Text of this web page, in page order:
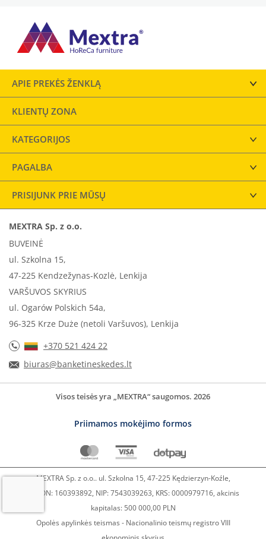
APIE PREKĖS ŽENKLĄ
KLIENTŲ ZONA
KATEGORIJOS
PAGALBA
PRISIJUNK PRIE MŪSŲ
MEXTRA Sp. z o.o.
BUVEINĖ
ul. Szkolna 15,
47-225 Kendzežynas-Kozlė, Lenkija
VARŠUVOS SKYRIUS
ul. Ogarów Polskich 54a,
96-325 Krze Duże (netoli Varšuvos), Lenkija
+370 521 424 22
biuras@banketineskedes.lt
Visos teisės yra „MEXTRA“ saugomos. 2026
Priimamos mokėjimo formos
MEXTRA Sp. z o.o.. ul. Szkolna 15, 47-225 Kędzierzyn-Koźle,
REGON: 160393892, NIP: 7543039263, KRS: 0000979716, akcinis
kapitalas: 500 000,00 PLN
Opolės apylinkės teismas - Nacionalinio teismų registro VIII